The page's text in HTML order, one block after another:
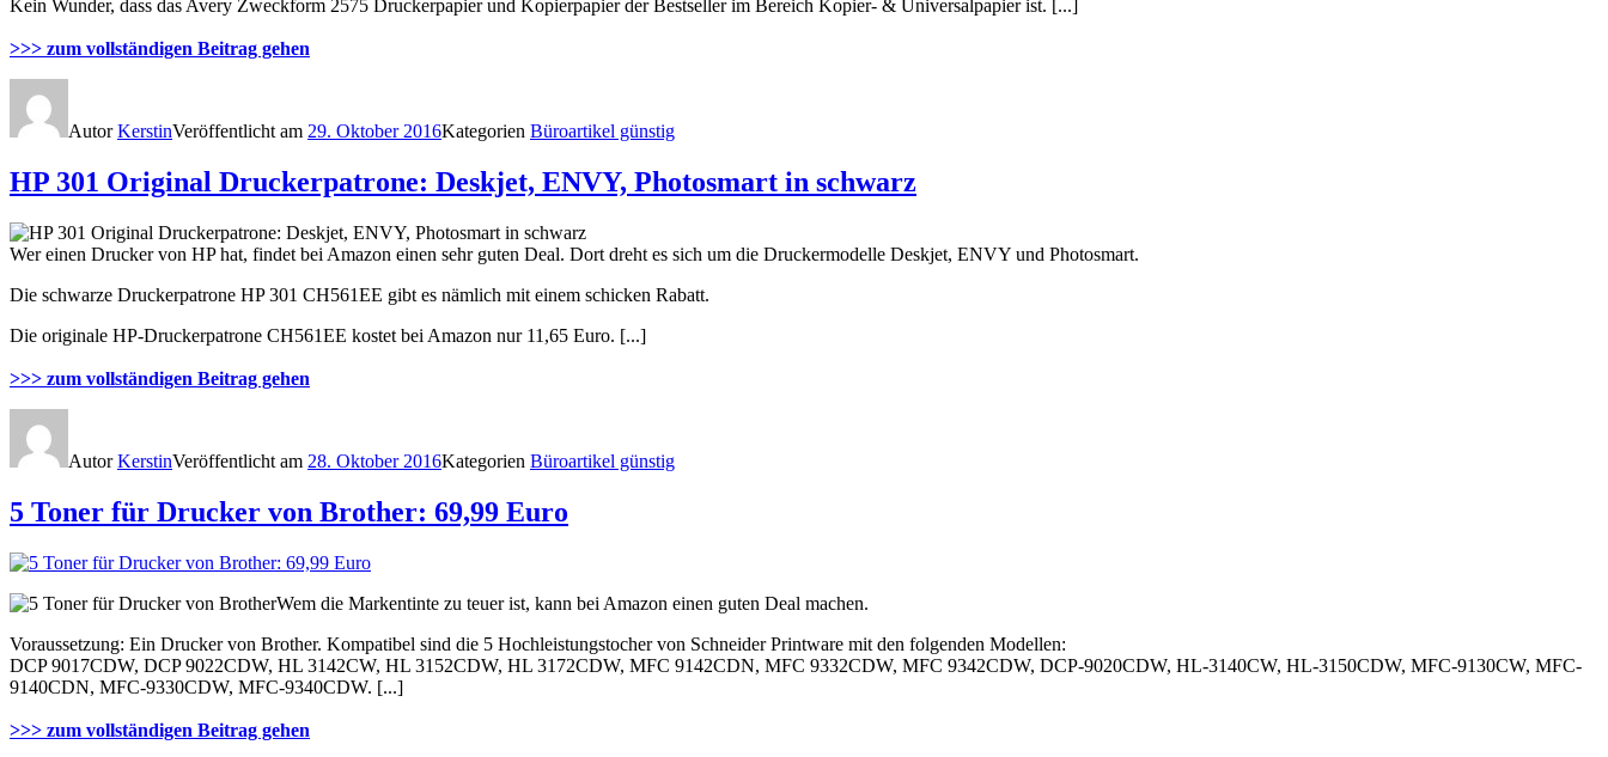
Kein Wunder, dass das Avery Zweckform 2575 Druckerpapier und Kopierpapier der Bestseller im Bereich Kopier- & Universalpapier ist. [...]
>>> zum vollständigen Beitrag gehen
AutorKerstinVeröffentlicht am 29. Oktober 2016Kategorien Büroartikel günstig
HP 301 Original Druckerpatrone: Deskjet, ENVY, Photosmart in schwarz
Wer einen Drucker von HP hat, findet bei Amazon einen sehr guten Deal. Dort dreht es sich um die Druckermodelle Deskjet, ENVY und Photosmart.
Die schwarze Druckerpatrone HP 301 CH561EE gibt es nämlich mit einem schicken Rabatt.
Die originale HP-Druckerpatrone CH561EE kostet bei Amazon nur 11,65 Euro. [...]
>>> zum vollständigen Beitrag gehen
AutorKerstinVeröffentlicht am 28. Oktober 2016Kategorien Büroartikel günstig
5 Toner für Drucker von Brother: 69,99 Euro
Wem die Markentinte zu teuer ist, kann bei Amazon einen guten Deal machen.
Voraussetzung: Ein Drucker von Brother. Kompatibel sind die 5 Hochleistungstocher von Schneider Printware mit den folgenden Modellen:
DCP 9017CDW, DCP 9022CDW, HL 3142CW, HL 3152CDW, HL 3172CDW, MFC 9142CDN, MFC 9332CDW, MFC 9342CDW, DCP-9020CDW, HL-3140CW, HL-3150CDW, MFC-9130CW, MFC-
9140CDN, MFC-9330CDW, MFC-9340CDW. [...]
>>> zum vollständigen Beitrag gehen